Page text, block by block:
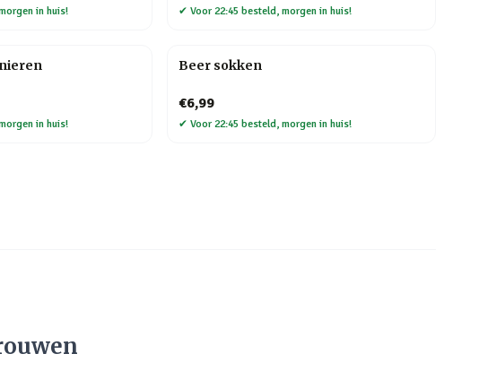
in huis! ✔ Voor 22:45 besteld, morgen in huis!
in huis!
Beer sokken
€6,99
✔ Voor 22:45 besteld, morgen in huis!